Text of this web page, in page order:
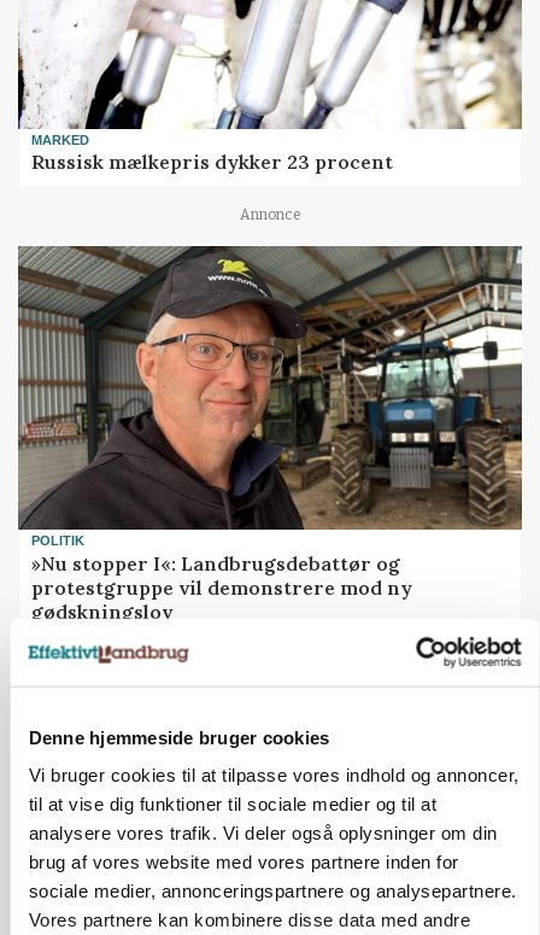
Denne hjemmeside bruger cookies
Vi bruger cookies til at tilpasse vores indhold og annoncer,
til at vise dig funktioner til sociale medier og til at
analysere vores trafik. Vi deler også oplysninger om din
brug af vores website med vores partnere inden for
sociale medier, annonceringspartnere og analysepartnere.
Vores partnere kan kombinere disse data med andre
MARKED
Russisk mælkepris dykker 23 procent
Annonce
POLITIK
»Nu stopper I«: Landbrugsdebattør og
protestgruppe vil demonstrere mod ny
gødskningslov
Folketinget behandler ny gødskningslov: Sådan
Annonce
Loading...